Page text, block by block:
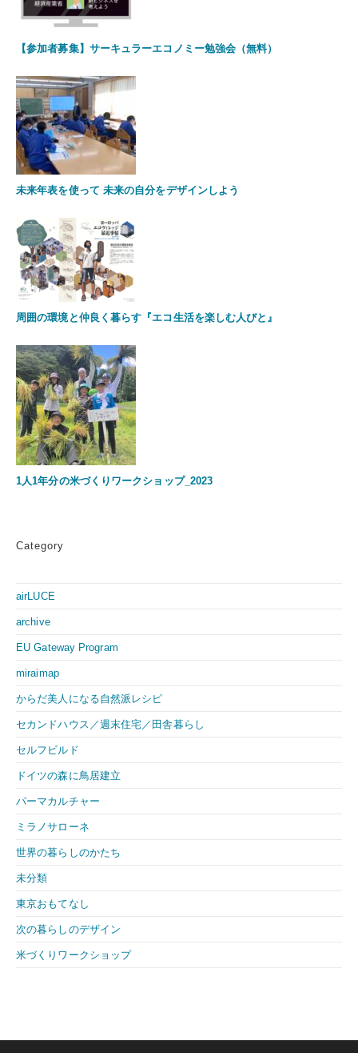
【参加者募集】サーキュラーエコノミー勉強会（無料）
未来年表を使って 未来の自分をデザインしよう
周囲の環境と仲良く暮らす『エコ生活を楽しむ人びと』
1人1年分の米づくりワークショップ_2023
Category
airLUCE
archive
EU Gateway Program
miraimap
からだ美人になる自然派レシピ
セカンドハウス／週末住宅／田舎暮らし
セルフビルド
ドイツの森に鳥居建立
パーマカルチャー
ミラノサローネ
世界の暮らしのかたち
未分類
東京おもてなし
次の暮らしのデザイン
米づくりワークショップ